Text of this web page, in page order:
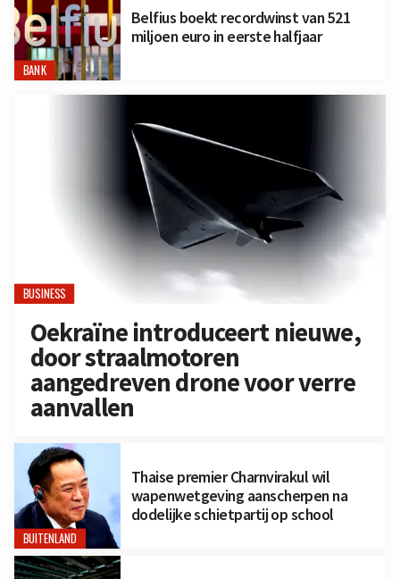
BANK
Belfius boekt recordwinst van 521
miljoen euro in eerste halfjaar
BUSINESS
Oekraïne introduceert nieuwe,
door straalmotoren
aangedreven drone voor verre
aanvallen
BUITENLAND
Thaise premier Charnvirakul wil
wapenwetgeving aanscherpen na
dodelijke schietpartij op school